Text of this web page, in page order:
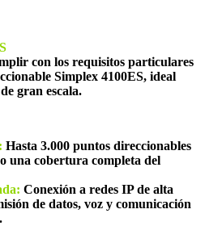
con los requisitos particulares
Simplex 4100ES, ideal
gran escala.
Hasta 3.000 puntos direccionables
una cobertura completa del
Conexión a redes IP de alta
de datos, voz y comunicación